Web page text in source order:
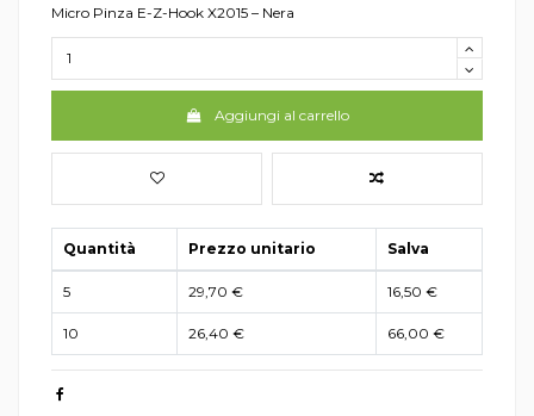
Micro Pinza E-Z-Hook X2015 – Nera
Aggiungi al carrello
Quantità Prezzo unitario Salva
5 29,70 € 16,50 €
10 26,40 € 66,00 €